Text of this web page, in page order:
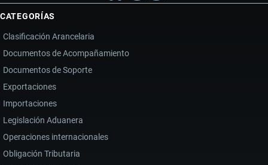
CATEGORÍAS
Clasificación Arancelaria
Documentos de Acompañamiento
Documentos de Soporte
Exportaciones
Importaciones
Legislación Aduanera
Operaciones internacionales
Obligación Tributaria